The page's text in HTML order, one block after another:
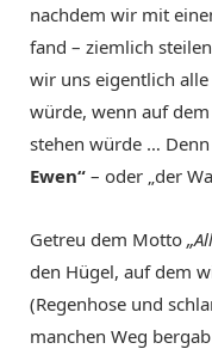
nachdem wir mit
fand – ziemlich
wir uns eigentlich alle
würde, wenn auf
stehen würde …
Ewen“ – oder „der
Getreu dem Motto
den Hügel, auf dem
(Regenhose und
manchen Weg